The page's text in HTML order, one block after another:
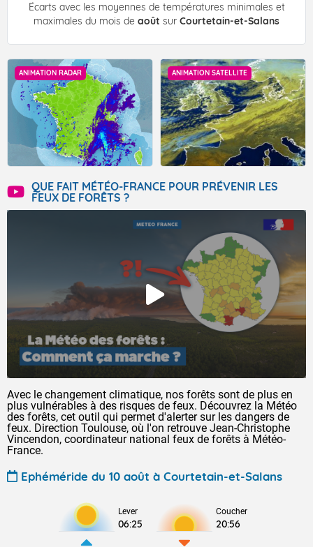
Écarts avec les moyennes de températures minimales et
maximales du mois de août sur Courtetain-et-Salans
ANIMATION RADAR ANIMATION SATELLITE
QUE FAIT MÉTÉO-FRANCE POUR PRÉVENIR LES
FEUX DE FORÊTS ?
Avec le changement climatique, nos forêts sont de plus en
plus vulnérables à des risques de feux. Découvrez la Météo
des forêts, cet outil qui permet d'alerter sur les dangers de
feux. Direction Toulouse, où l'on retrouve Jean-Christophe
Vincendon, coordinateur national feux de forêts à Météo-
France.
Ephéméride du 10 août à Courtetain-et-Salans
Lever
06:25
Coucher
20:56